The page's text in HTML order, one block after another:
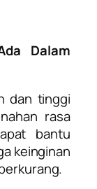
Dalam
dan tinggi
rasa
bantu
keinginan